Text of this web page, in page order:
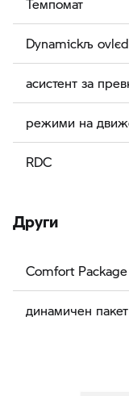
Dynamickљ
асистент за
режими на
RDC
Други
Comfort Package
динамичен пакет